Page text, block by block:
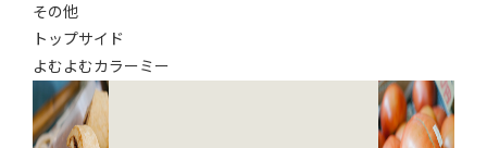
その他
トップサイド
よむよむカラーミー